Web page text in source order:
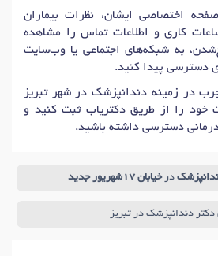
اختصاصی ایشان، نظرات بیماران
کاری و اطلاعات تماس را مشاهده
به شبکه‌های اجتماعی یا وب‌سایت
دسترسی پیدا کنید.
در زمینه دندانپزشک در شهر تبریز
خود را از طریق دکتریاب ثبت کنید و
دسترسی داشته باشید.
درخیابان 17شهریور جدید
دکتر دندانپزشک در تبریز